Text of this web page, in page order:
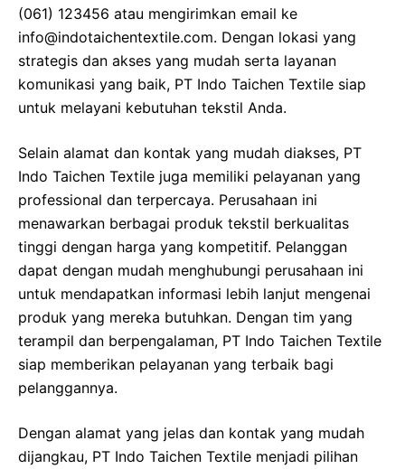
(061) 123456 atau mengirimkan email ke
info@indotaichentextile.com. Dengan lokasi yang
strategis dan akses yang mudah serta layanan
komunikasi yang baik, PT Indo Taichen Textile siap
untuk melayani kebutuhan tekstil Anda.
Selain alamat dan kontak yang mudah diakses, PT
Indo Taichen Textile juga memiliki pelayanan yang
professional dan terpercaya. Perusahaan ini
menawarkan berbagai produk tekstil berkualitas
tinggi dengan harga yang kompetitif. Pelanggan
dapat dengan mudah menghubungi perusahaan ini
untuk mendapatkan informasi lebih lanjut mengenai
produk yang mereka butuhkan. Dengan tim yang
terampil dan berpengalaman, PT Indo Taichen Textile
siap memberikan pelayanan yang terbaik bagi
pelanggannya.
Dengan alamat yang jelas dan kontak yang mudah
dijangkau, PT Indo Taichen Textile menjadi pilihan